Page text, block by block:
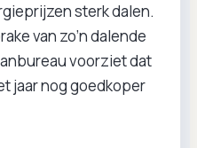
sterk dalen.
van zo’n dalende
voorziet dat
jaar nog goedkoper